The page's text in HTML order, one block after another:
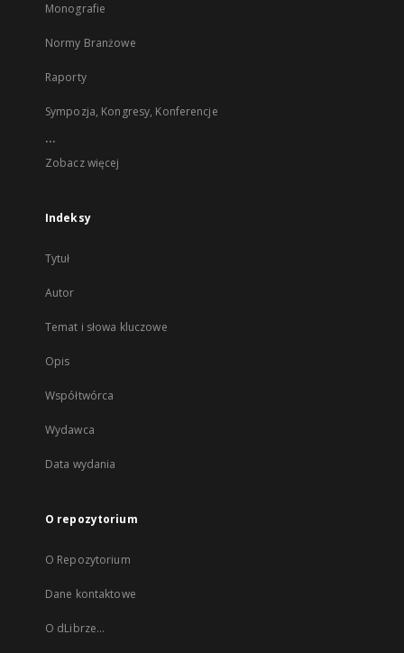
Monografie
Normy Branżowe
Raporty
Sympozja, Kongresy, Konferencje
...
Zobacz więcej
Indeksy
Tytuł
Autor
Temat i słowa kluczowe
Opis
Współtwórca
Wydawca
Data wydania
O repozytorium
O Repozytorium
Dane kontaktowe
O dLibrze...